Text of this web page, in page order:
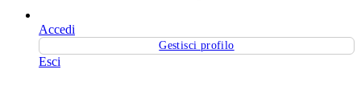
Accedi
Gestisci profilo
Esci